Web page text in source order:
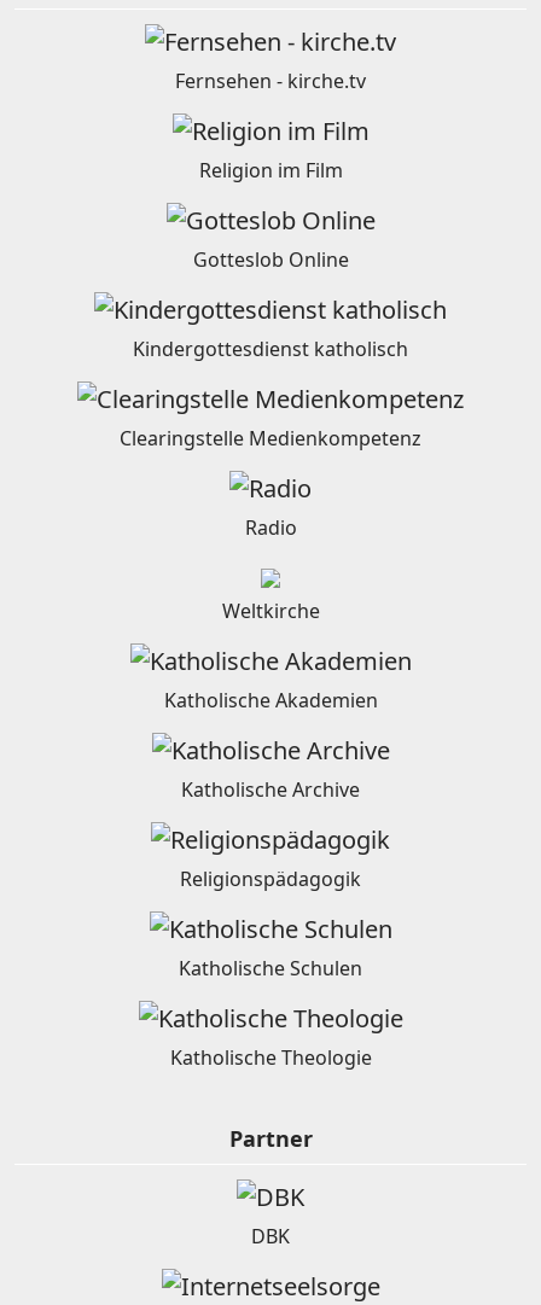
Fernsehen - kirche.tv
Religion im Film
Gotteslob Online
Kindergottesdienst katholisch
Clearingstelle Medienkompetenz
Radio
Weltkirche
Katholische Akademien
Katholische Archive
Religionspädagogik
Katholische Schulen
Katholische Theologie
Partner
DBK